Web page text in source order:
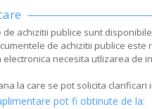
de achizitii publice sunt
de achizitii publice
electronica necesita utlizarea de
la care se pot solicita
pot fi obtinute de la: